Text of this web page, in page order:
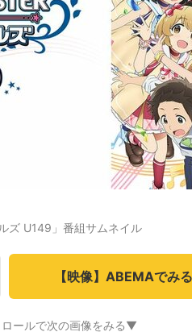
ズ U149」番組サムネイル
【映像】ABEMAでみる
ールで次の画像をみる▼